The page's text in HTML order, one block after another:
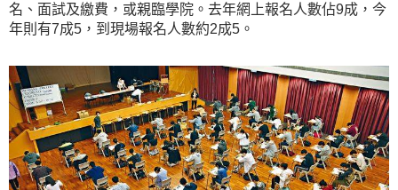
名、面試及繳費，或親臨學院。去年網上報名人數佔9成，今
年則有7成5，到現場報名人數約2成5。